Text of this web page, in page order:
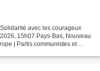
avec les courageux
15h07 Pays-Bas, Nouveau
| Partis communistes et